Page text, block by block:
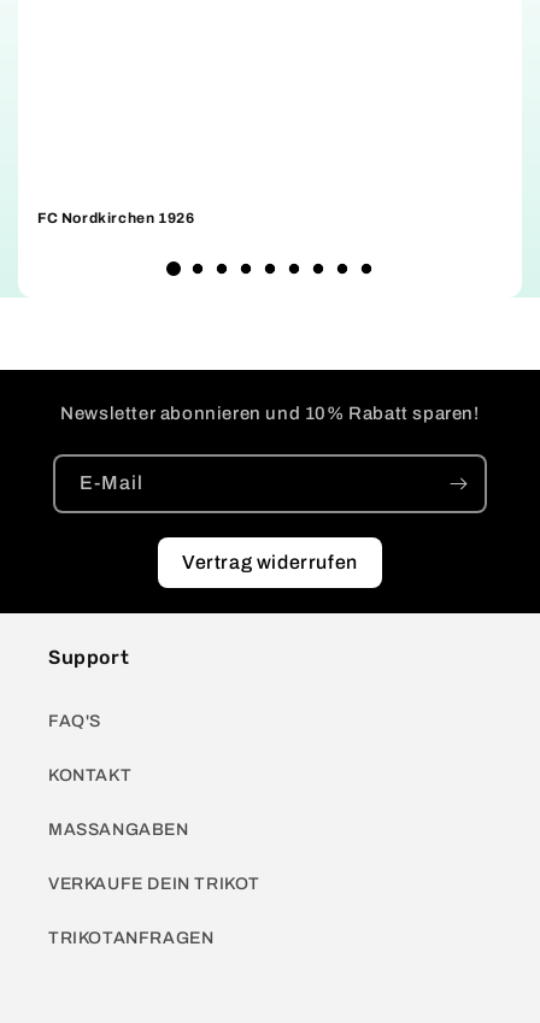
FC Nordkirchen 1926
Newsletter abonnieren und 10% Rabatt sparen!
E-Mail
Vertrag widerrufen
Support
FAQ'S
KONTAKT
MASSANGABEN
VERKAUFE DEIN TRIKOT
TRIKOTANFRAGEN